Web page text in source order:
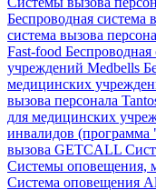
Беспроводная система
система вызова
Fast-food
учреждений Medbells
медицинских
вызова персонала
для медицинских
инвалидов (программа
вызова GETCALL
Системы оповещения,
Система оповещения